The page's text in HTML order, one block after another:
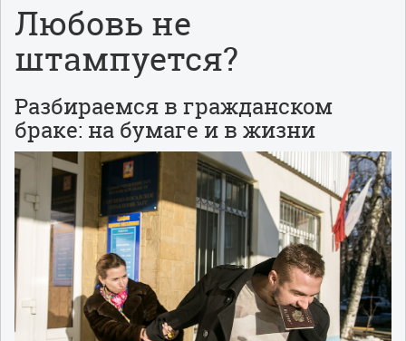
Любовь не
штампуется?
Разбираемся в гражданском
браке: на бумаге и в жизни